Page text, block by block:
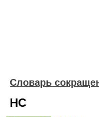
Словарь
НС